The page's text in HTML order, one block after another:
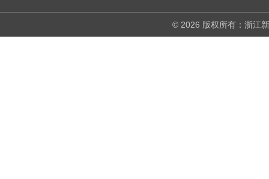
© 2026 版权所有：浙江